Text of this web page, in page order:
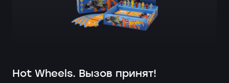
Hot Wheels. Вызов принят!